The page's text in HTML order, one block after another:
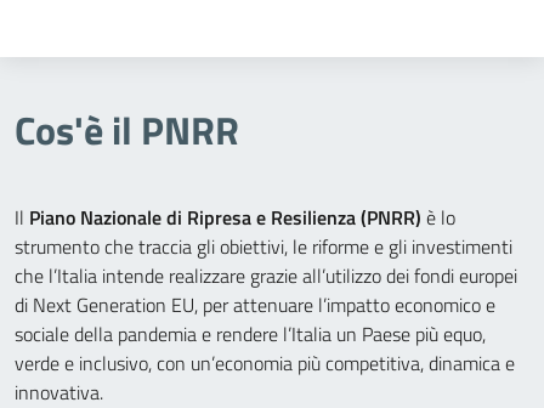
Cos'è il PNRR
Il Piano Nazionale di Ripresa e Resilienza (PNRR) è lo
strumento che traccia gli obiettivi, le riforme e gli investimenti
che l’Italia intende realizzare grazie all’utilizzo dei fondi europei
di Next Generation EU, per attenuare l’impatto economico e
sociale della pandemia e rendere l’Italia un Paese più equo,
verde e inclusivo, con un’economia più competitiva, dinamica e
innovativa.